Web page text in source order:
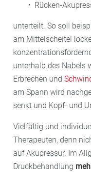
Rücken-
unterteilt. So soll
am Mittelscheitel
unterhalb des Nabels
Erbrechen und
am Spann wird
senkt und Kopf- und
Vielfältig und
Therapeuten, denn
auf Akupressur. Im
Druckbehandlung